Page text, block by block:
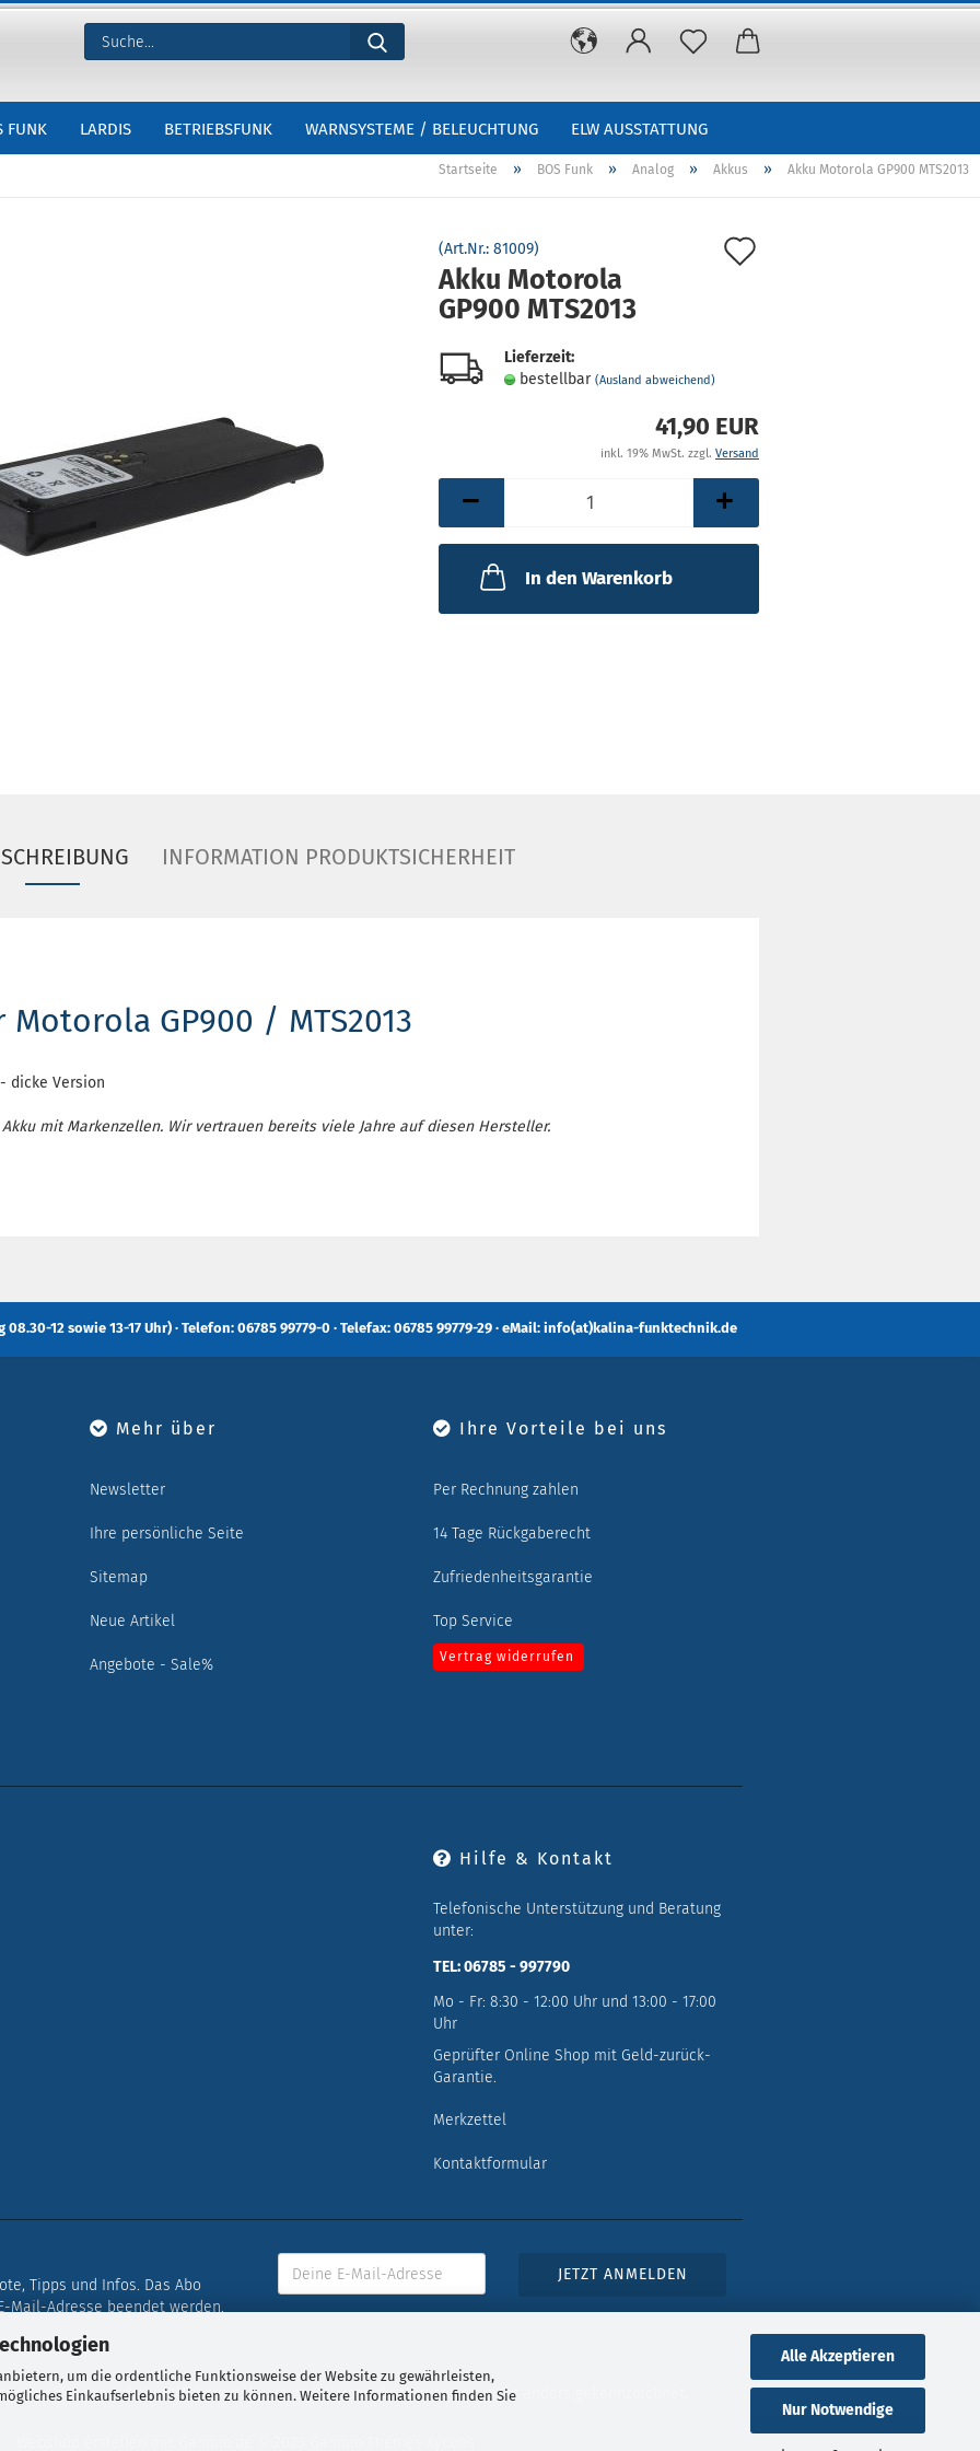
um die ordentliche Funktionsweise der Website zu gewährleisten,
Einkaufserlebnis bieten zu können. Weitere Informationen finden Sie
Alle Akzeptieren
Nur Notwendige
FUNK LARDIS BETRIEBSFUNK WARNSYSTEME / BELEUCHTUNG ELW AUSSTATTUNG
Startseite » BOS Funk » Analog » Akkus » Akku Motorola GP900 MTS2013
(Art.Nr.: 81009)
Akku Motorola
GP900 MTS2013
Lieferzeit:
bestellbar (Ausland abweichend)
41,90 EUR
inkl. 19% MwSt. zzgl. Versand
In den Warenkorb
INFORMATION PRODUKTSICHERHEIT
GP900 / MTS2013
dicke Version
mit Markenzellen. Wir vertrauen bereits viele Jahre auf diesen Hersteller.
12 sowie 13-17 Uhr) · Telefon: 06785 99779-0 · Telefax: 06785 99779-29 · eMail: info(at)kalina-funktechnik.de
Mehr über
Newsletter
Ihre persönliche Seite
Sitemap
Neue Artikel
Angebote - Sale%
Ihre Vorteile bei uns
Per Rechnung zahlen
14 Tage Rückgaberecht
Zufriedenheitsgarantie
Top Service
Vertrag widerrufen
Hilfe & Kontakt
Telefonische Unterstützung und Beratung
unter:
TEL: 06785 - 997790
Mo - Fr: 8:30 - 12:00 Uhr und 13:00 - 17:00
Uhr
Geprüfter Online Shop mit Geld-zurück-
Garantie.
Merkzettel
Kontaktformular
Tipps und Infos. Das Abo
Mail-Adresse beendet werden.
der gesetzlichen Mehrwertsteuer, zzgl.Versandkostensoweit nicht anders gekennzeichnet.